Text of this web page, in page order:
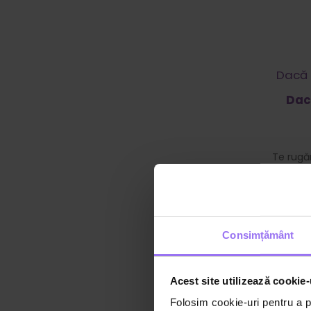
Consimțământ
Acest site utilizează
Folosim cookie-uri pentru a
Te